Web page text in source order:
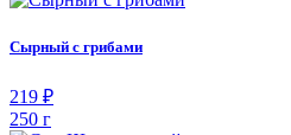
Сырный с грибами
219 ₽
250 г